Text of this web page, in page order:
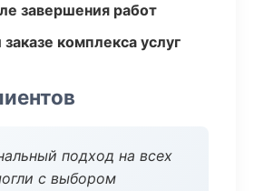
завершения работ
комплекса услуг
подход на всех
с выбором